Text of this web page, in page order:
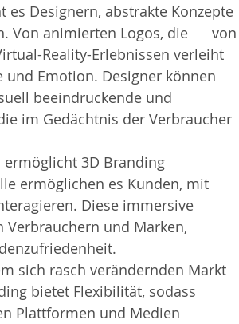
es Designern, abstrakte Konzepte
Von animierten Logos, die      von
Reality-Erlebnissen verleiht
Emotion. Designer können
beeindruckende und
im Gedächtnis der Verbraucher
3D Branding
ermöglichen es Kunden, mit
Diese immersive
und Marken,
sich rasch verändernden Markt
bietet Flexibilität, sodass
Plattformen und Medien